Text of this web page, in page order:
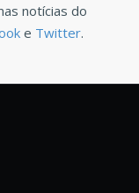
notícias do
e Twitter.